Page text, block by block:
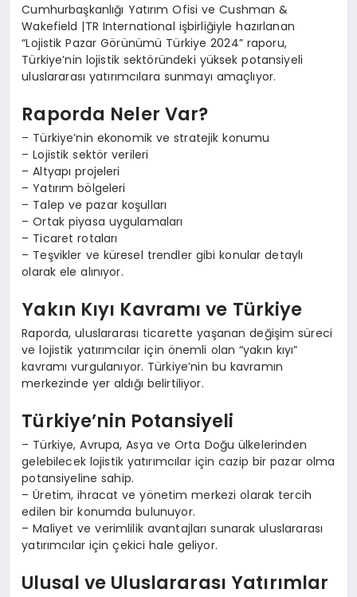
Cumhurbaşkanlığı Yatırım Ofisi ve Cushman &
Wakefield |TR International işbirliğiyle hazırlanan
“Lojistik Pazar Görünümü Türkiye 2024” raporu,
Türkiye’nin lojistik sektöründeki yüksek potansiyeli
uluslararası yatırımcılara sunmayı amaçlıyor.
Raporda Neler Var?
– Türkiye’nin ekonomik ve stratejik konumu
– Lojistik sektör verileri
– Altyapı projeleri
– Yatırım bölgeleri
– Talep ve pazar koşulları
– Ortak piyasa uygulamaları
– Ticaret rotaları
– Teşvikler ve küresel trendler gibi konular detaylı
olarak ele alınıyor.
Yakın Kıyı Kavramı ve Türkiye
Raporda, uluslararası ticarette yaşanan değişim süreci
ve lojistik yatırımcılar için önemli olan “yakın kıyı”
kavramı vurgulanıyor. Türkiye’nin bu kavramın
merkezinde yer aldığı belirtiliyor.
Türkiye’nin Potansiyeli
– Türkiye, Avrupa, Asya ve Orta Doğu ülkelerinden
gelebilecek lojistik yatırımcılar için cazip bir pazar olma
potansiyeline sahip.
– Üretim, ihracat ve yönetim merkezi olarak tercih
edilen bir konumda bulunuyor.
– Maliyet ve verimlilik avantajları sunarak uluslararası
yatırımcılar için çekici hale geliyor.
Ulusal ve Uluslararası Yatırımlar